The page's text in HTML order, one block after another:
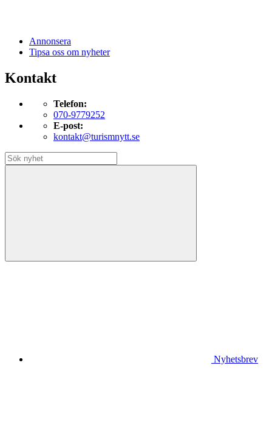
Annonsera
Tipsa oss om nyheter
Kontakt
Telefon:
070-9779252
E-post:
kontakt@turismnytt.se
Nyhetsbrev